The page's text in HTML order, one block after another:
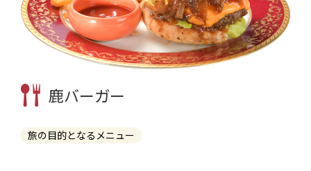
鹿バーガー
旅の目的となるメニュー